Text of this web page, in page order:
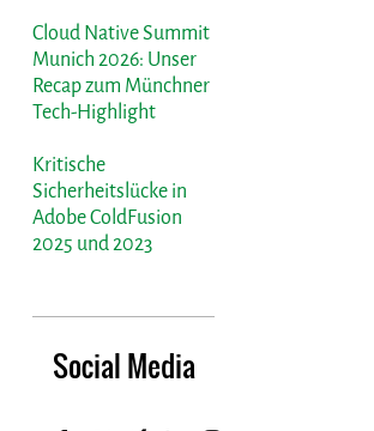
Cloud Native Summit
Munich 2026: Unser
Recap zum Münchner
Tech-Highlight
Kritische
Sicherheitslücke in
Adobe ColdFusion
2025 und 2023
Social Media